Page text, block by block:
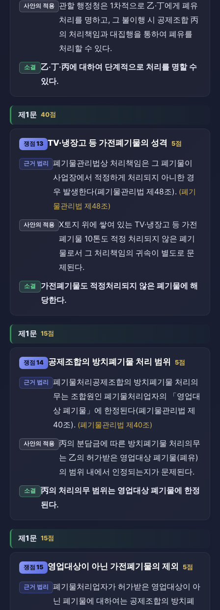
사안의 적용
관할 행정청은 1차적으로 乙·丁에게 폐유
처리를 명하고, 그 불이행 시 공제조합 丙
의 처리책임과 대집행을 통하여 폐유를
처리할 수 있다.
소결
乙·丁·丙에 대하여 단계적으로 처리를 명할 수
있다.
제1문 40점
쟁점 13 TV·냉장고 등 가전폐기물의 성격 5점
근거 법리
폐기물관리법상 처리책임은 그 폐기물이
사업장에서 적정하게 처리되지 아니한 경
우 발생한다(폐기물관리법 제48조). (폐기
물관리법 제48조)
사안의 적용
X토지 위에 쌓여 있는 TV·냉장고 등 가전
폐기물 10톤도 적정 처리되지 않은 폐기
물로서 그 처리책임의 귀속이 별도로 문
제된다.
소결
가전폐기물도 적정처리되지 않은 폐기물에 해
당한다.
제1문 15점
쟁점 14 공제조합의 방치폐기물 처리 범위 5점
근거 법리
폐기물처리공제조합의 방치폐기물 처리의
무는 조합원인 폐기물처리업자의 「영업대
상 폐기물」에 한정된다(폐기물관리법 제
40조). (폐기물관리법 제40조)
사안의 적용
丙의 분담금에 따른 방치폐기물 처리의무
는 乙의 허가받은 영업대상 폐기물(폐유)
의 범위 내에서 인정되는지가 문제된다.
소결
丙의 처리의무 범위는 영업대상 폐기물에 한정
된다.
제1문 15점
쟁점 15 영업대상이 아닌 가전폐기물의 제외 5점
근거 법리
폐기물처리업자가 허가받은 영업대상이 아
닌 폐기물에 대하여는 공제조합의 방치폐